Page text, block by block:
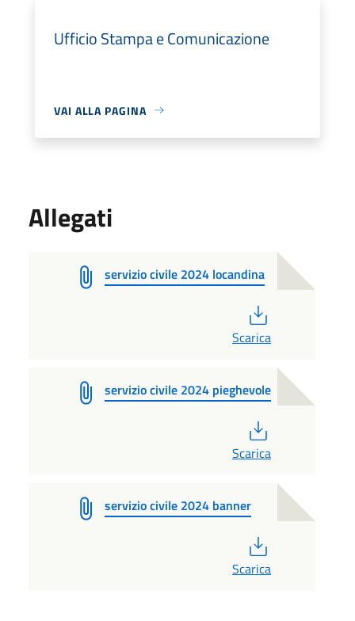
Ufficio Stampa e Comunicazione
VAI ALLA PAGINA
Allegati
servizio civile 2024 locandina
Scarica
servizio civile 2024 pieghevole
Scarica
servizio civile 2024 banner
Scarica